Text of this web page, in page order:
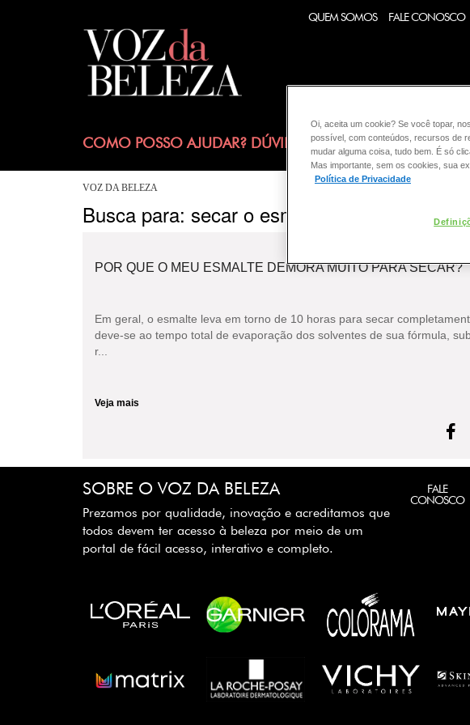
QUEM SOMOS FALE CONOSCO
COMO POSSO AJUDAR? DÚVIDAS SOBRE: CABELO
VOZ DA BELEZA
Busca para: secar o esmalte
POR QUE O MEU ESMALTE DEMORA MUITO PARA SECAR?
Em geral, o esmalte leva em torno de 10 horas para secar
deve-se ao tempo total de evaporação dos solventes de sua fórmula,
r...
Veja mais
SOBRE O VOZ DA BELEZA
Prezamos por qualidade, inovação e acreditamos que
todos devem ter acesso à beleza por meio de um
portal de fácil acesso, interativo e completo.
FALE
CONOSCO
Oi, aceita um cookie? Se você topar,
possível, com conteúdos, recursos de
mudar alguma coisa, tudo bem. É só
Mas importante, sem os cookies, sua
Política de Privacidade